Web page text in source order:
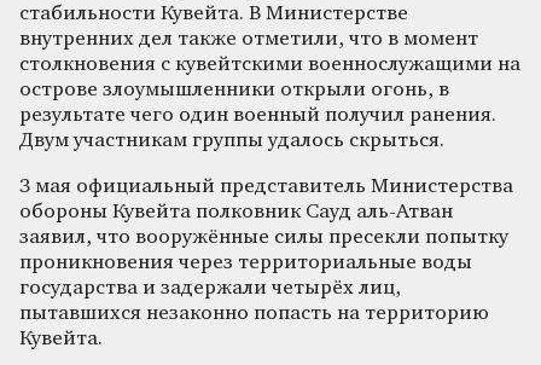
стабильности Кувейта. В Министерстве
внутренних дел также отметили, что в момент
столкновения с кувейтскими военнослужащими на
острове злоумышленники открыли огонь, в
результате чего один военный получил ранения.
Двум участникам группы удалось скрыться.
3 мая официальный представитель Министерства
обороны Кувейта полковник Сауд аль-Атван
заявил, что вооружённые силы пресекли попытку
проникновения через территориальные воды
государства и задержали четырёх лиц,
пытавшихся незаконно попасть на территорию
Кувейта.